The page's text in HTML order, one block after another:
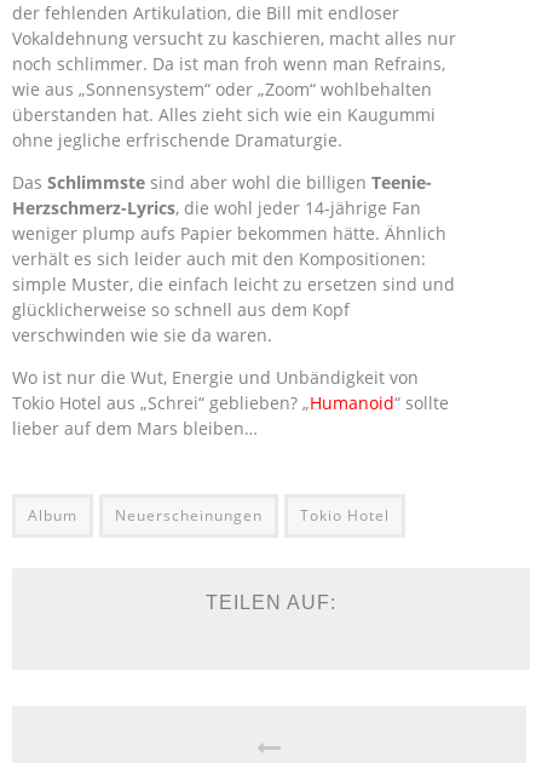
der fehlenden Artikulation, die Bill mit endloser
Vokaldehnung versucht zu kaschieren, macht alles nur
noch schlimmer. Da ist man froh wenn man Refrains,
wie aus „Sonnensystem“ oder „Zoom“ wohlbehalten
überstanden hat. Alles zieht sich wie ein Kaugummi
ohne jegliche erfrischende Dramaturgie.
Das Schlimmste sind aber wohl die billigen Teenie-
Herzschmerz-Lyrics, die wohl jeder 14-jährige Fan
weniger plump aufs Papier bekommen hätte. Ähnlich
verhält es sich leider auch mit den Kompositionen:
simple Muster, die einfach leicht zu ersetzen sind und
glücklicherweise so schnell aus dem Kopf
verschwinden wie sie da waren.
Wo ist nur die Wut, Energie und Unbändigkeit von
Tokio Hotel aus „Schrei“ geblieben? „Humanoid“ sollte
lieber auf dem Mars bleiben…
Album Neuerscheinungen Tokio Hotel
TEILEN AUF: